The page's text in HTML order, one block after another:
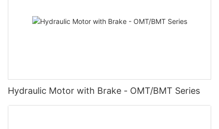
Hydraulic Motor with Brake - OMT/BMT Series